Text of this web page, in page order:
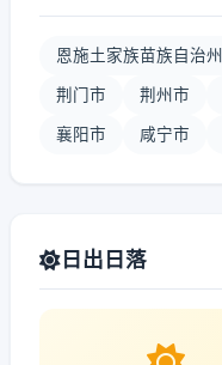
恩施土家族苗族自治州
荆门市 荆州市
襄阳市 咸宁市
日出日落